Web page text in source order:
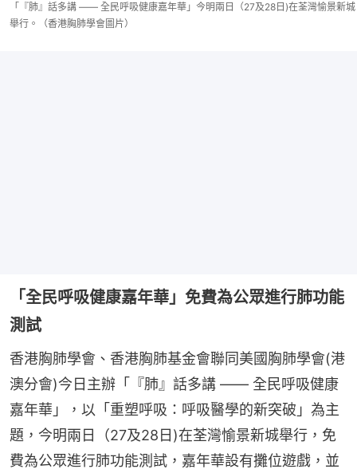
「『肺』話多講 —— 全民呼吸健康嘉年華」今明兩日（27及28日)在荃灣愉景新城
舉行。（香港胸肺學會圖片）
「全民呼吸健康嘉年華」免費為公眾進行肺功能
測試
香港胸肺學會、香港胸肺基金會聯同美國胸肺學會(港
澳分會)今日主辦「『肺』話多講 —— 全民呼吸健康
嘉年華」，以「重塑呼吸：呼吸醫學的新突破」為主
題，今明兩日（27及28日)在荃灣愉景新城舉行，免
費為公眾進行肺功能測試，嘉年華設有攤位遊戲，並